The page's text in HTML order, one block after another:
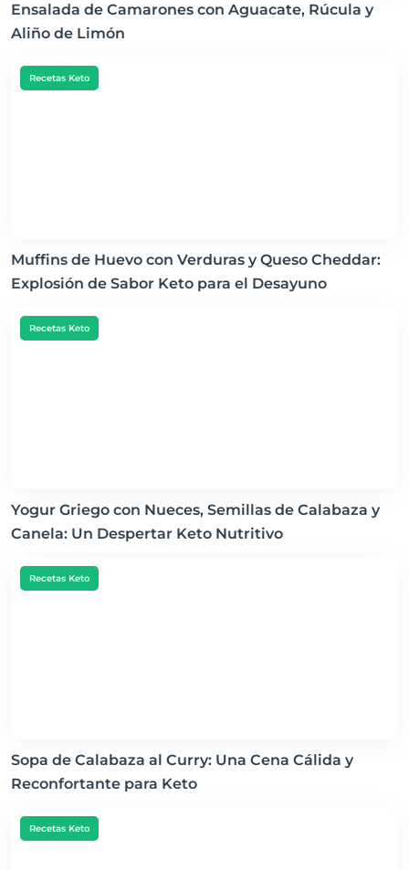
Ensalada de Camarones con Aguacate, Rúcula y
Aliño de Limón
Recetas Keto
Muffins de Huevo con Verduras y Queso Cheddar:
Explosión de Sabor Keto para el Desayuno
Recetas Keto
Yogur Griego con Nueces, Semillas de Calabaza y
Canela: Un Despertar Keto Nutritivo
Recetas Keto
Sopa de Calabaza al Curry: Una Cena Cálida y
Reconfortante para Keto
Recetas Keto